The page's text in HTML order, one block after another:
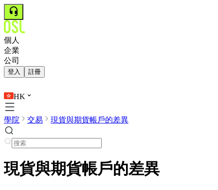
個人
企業
公司
登入 註冊
HK
學院 交易 現貨與期貨帳戶的差異
現貨與期貨帳戶的差異